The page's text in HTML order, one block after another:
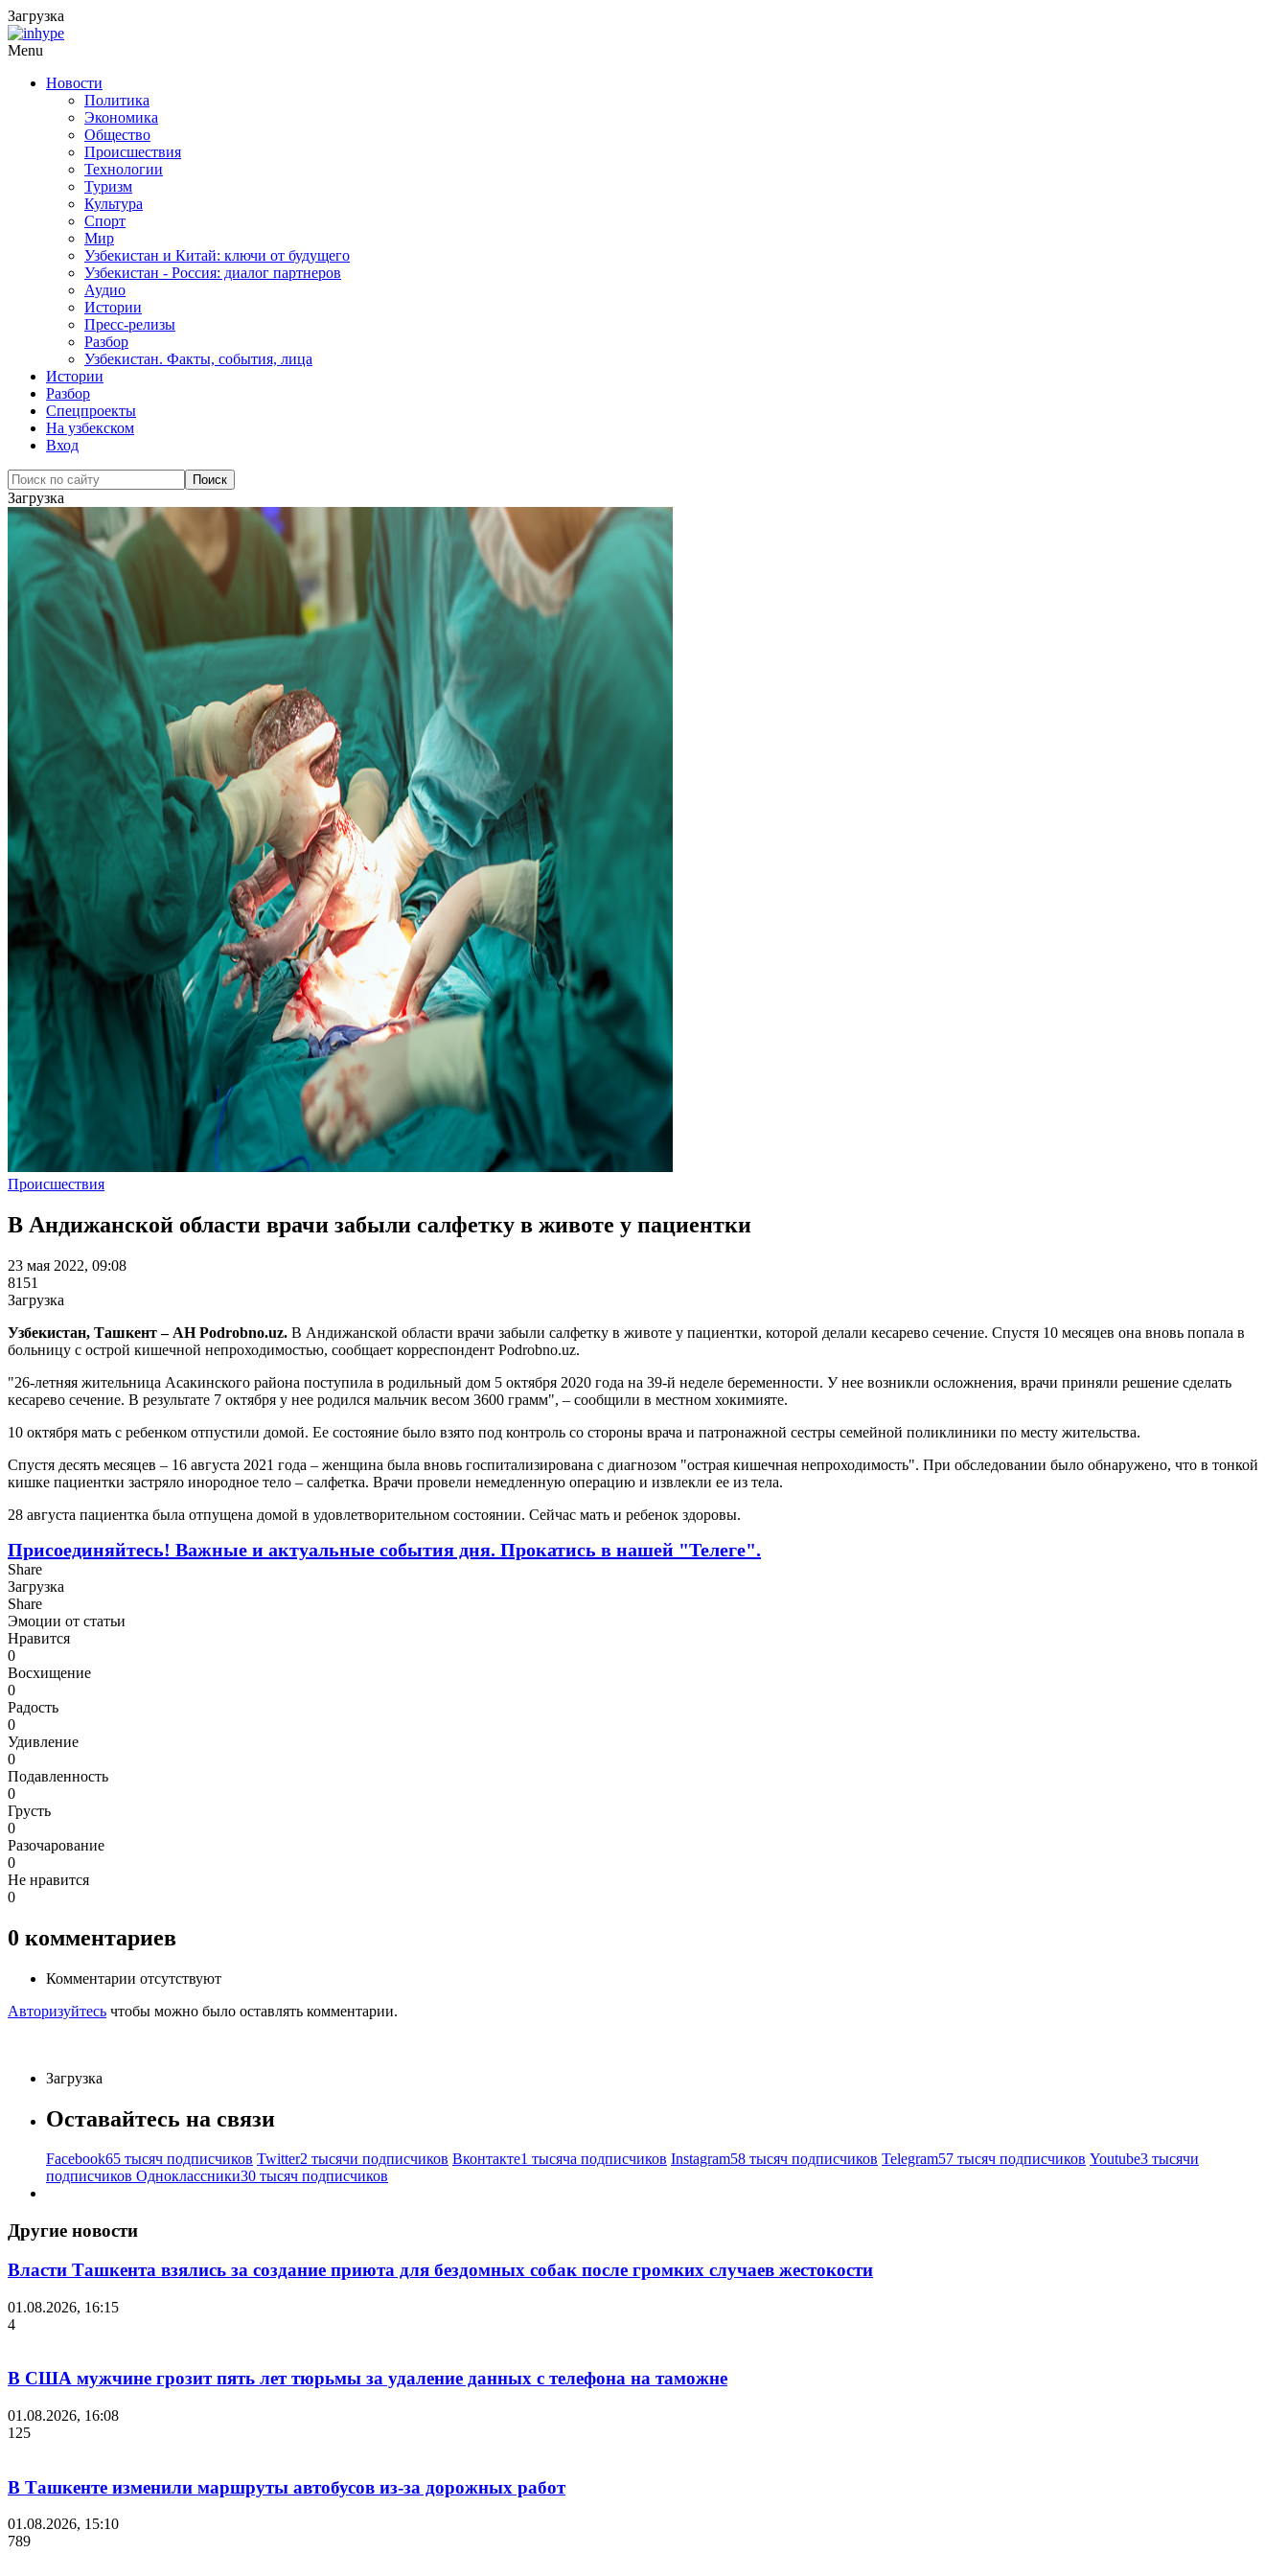
Загрузка
Menu
Новости
Политика
Экономика
Общество
Происшествия
Технологии
Туризм
Культура
Спорт
Мир
Узбекистан и Китай: ключи от будущего
Узбекистан - Россия: диалог партнеров
Аудио
Истории
Пресс-релизы
Разбор
Узбекистан. Факты, события, лица
Истории
Разбор
Спецпроекты
На узбекском
Вход
Загрузка
Происшествия
В Андижанской области врачи забыли салфетку в животе у пациентки
23 мая 2022, 09:08
8151
Загрузка
Узбекистан, Ташкент – АН Podrobno.uz. В Андижанской области врачи забыли салфетку в животе у пациентки, которой делали кесарево сечение. Спустя 10 месяцев она вновь попала в
больницу с острой кишечной непроходимостью, сообщает корреспондент Podrobno.uz.
"26-летняя жительница Асакинского района поступила в родильный дом 5 октября 2020 года на 39-й неделе беременности. У нее возникли осложнения, врачи приняли решение сделать
кесарево сечение. В результате 7 октября у нее родился мальчик весом 3600 грамм", – сообщили в местном хокимияте.
10 октября мать с ребенком отпустили домой. Ее состояние было взято под контроль со стороны врача и патронажной сестры семейной поликлиники по месту жительства.
Спустя десять месяцев – 16 августа 2021 года – женщина была вновь госпитализирована с диагнозом "острая кишечная непроходимость". При обследовании было обнаружено, что в тонкой
кишке пациентки застряло инородное тело – салфетка. Врачи провели немедленную операцию и извлекли ее из тела.
28 августа пациентка была отпущена домой в удовлетворительном состоянии. Сейчас мать и ребенок здоровы.
Присоединяйтесь! Важные и актуальные события дня. Прокатись в нашей "Телеге".
Share
Загрузка
Share
Эмоции от статьи
Нравится
0
Восхищение
0
Радость
0
Удивление
0
Подавленность
0
Грусть
0
Разочарование
0
Не нравится
0
0 комментариев
Комментарии отсутствуют
Авторизуйтесь чтобы можно было оставлять комментарии.
Загрузка
Оставайтесь на связи
Facebook65 тысяч подписчиков Twitter2 тысячи подписчиков Вконтакте1 тысяча подписчиков Instagram58 тысяч подписчиков Telegram57 тысяч подписчиков Youtube3 тысячи
подписчиков Одноклассники30 тысяч подписчиков
Другие новости
Власти Ташкента взялись за создание приюта для бездомных собак после громких случаев жестокости
01.08.2026, 16:15
4
В США мужчине грозит пять лет тюрьмы за удаление данных с телефона на таможне
01.08.2026, 16:08
125
В Ташкенте изменили маршруты автобусов из-за дорожных работ
01.08.2026, 15:10
789